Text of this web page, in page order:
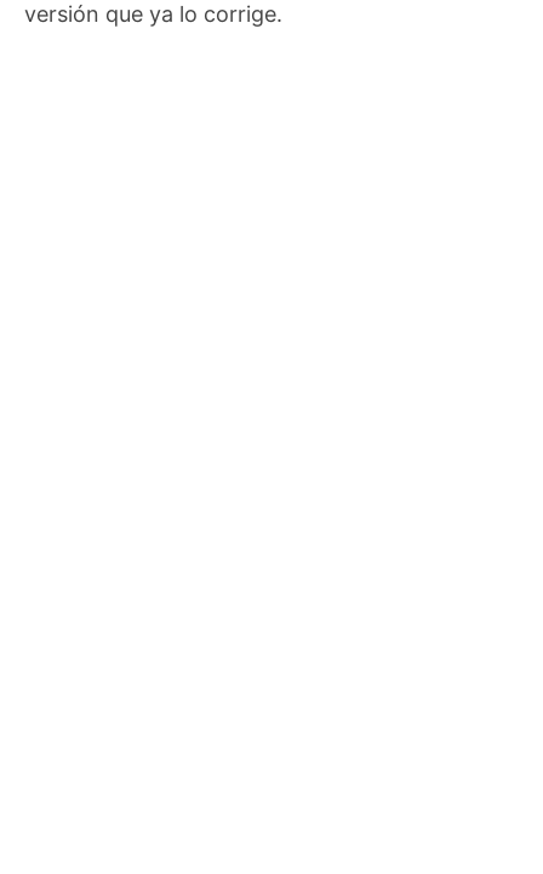
versión que ya lo corrige.